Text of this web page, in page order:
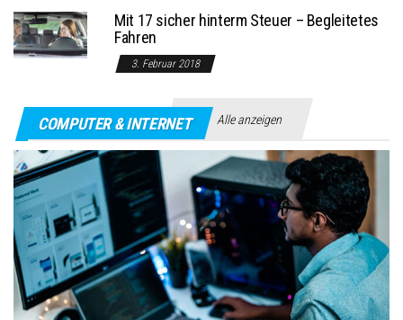
Mit 17 sicher hinterm Steuer – Begleitetes
Fahren
3. Februar 2018
COMPUTER & INTERNET Alle anzeigen